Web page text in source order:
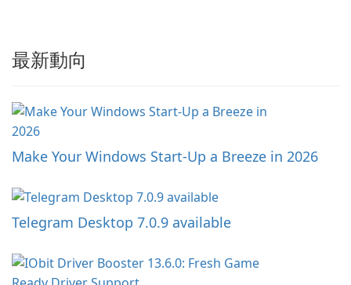
最新動向
Make Your Windows Start-Up a Breeze in 2026
Telegram Desktop 7.0.9 available